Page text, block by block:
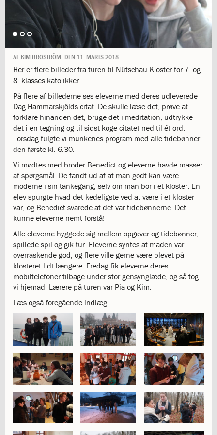
of
giving
1.12:
Let
it
Grow
1.13:
Move
1.14:
Ucycle
We
cycle
Recycle
1.15:
Historie
1.16:
Bombningen
af
Institut
Jeanne
d’Arc
1.17:
Markering
af
på
Institut
Jeanne
d’Arc
1.18:
Bestyrelsen
1.19:
Ledelsen
1.20:
Ledelsen
Forældrerådet
1.22:
Forældrerådet
1.23:
Referat
forældreråd
1.24:
Vedtægter
1.25:
Demokrati
og
folkestyre
1.26:
Jobopslag
1.27:
Optagelse
1.28:
Et
AF KIM BROSTRÖM DEN 11. MARTS 2018
Her er flere billeder fra turen til Nütschau Kloster for 7. og
8. klasses katolikker.
På flere af billederne ses eleverne med deres udleverede
Dag-Hammarskjölds-citat. De skulle læse det, prøve at
forklare hinanden det, bruge det i meditation, udtrykke
det i en tegning og til sidst koge citatet ned til ét ord.
Torsdag fulgte vi munkenes program med alle tidebønner,
den første kl. 6.30.
Vi mødtes med broder Benedict og eleverne havde masser
af spørgsmål. De fandt ud af at man godt kan være
moderne i sin tankegang, selv om man bor i et kloster. En
elev spurgte hvad det kedeligste ved at være i et kloster
var, og Benedict svarede at det var tidebønnerne. Det
kunne eleverne nemt forstå!
Alle eleverne hyggede sig mellem opgaver og tidebønner,
spillede spil og gik tur. Eleverne syntes at maden var
overraskende god, og flere ville gerne være blevet på
klosteret lidt længere. Fredag fik eleverne deres
mobiltelefoner tilbage under stor gensynglæde, og så tog
vi hjemad. Lærere på turen var Pia og Kim.
Læs også foregående indlæg.